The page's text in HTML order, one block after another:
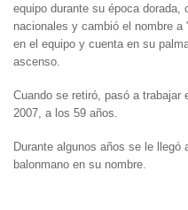
equipo durante su época dorada,
nacionales y cambió el nombre
en el equipo y cuenta en su
ascenso.
Cuando se retiró, pasó a
2007, a los 59 años.
Durante algunos años se le llegó
balonmano en su nombre.